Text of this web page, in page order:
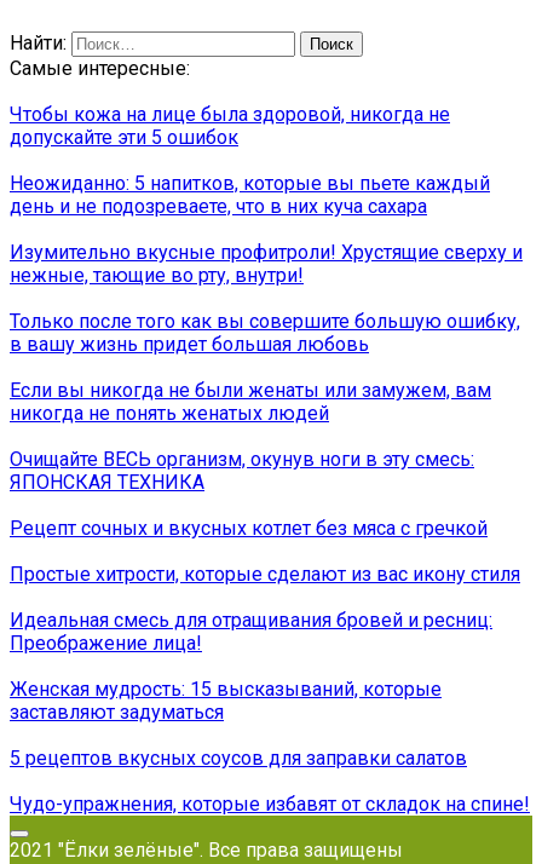
Найти:
Самые интересные:
Чтобы кожа на лице была здоровой, никогда не
допускайте эти 5 ошибок
Неожиданно: 5 напитков, которые вы пьете каждый
день и не подозреваете, что в них куча сахара
Изумительно вкусные профитроли! Хрустящие сверху и
нежные, тающие во рту, внутри!
Только после того как вы совершите большую ошибку,
в вашу жизнь придет большая любовь
Если вы никогда не были женаты или замужем, вам
никогда не понять женатых людей
Очищайте ВЕСЬ организм, окунув ноги в эту смесь:
ЯПОНСКАЯ ТЕХНИКА
Рецепт сочных и вкусных котлет без мяса с гречкой
Простые хитрости, которые сделают из вас икону стиля
Идеальная смесь для отращивания бровей и ресниц:
Преображение лица!
Женская мудрость: 15 высказываний, которые
заставляют задуматься
5 рецептов вкусных соусов для заправки салатов
Чудо-упражнения, которые избавят от складок на спине!
2021 "Ёлки зелёные". Все права защищены